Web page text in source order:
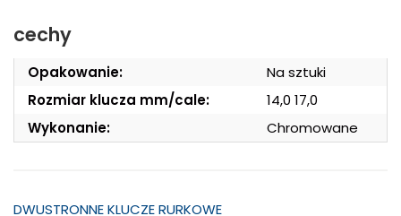
cechy
Opakowanie:
Na sztuki
Rozmiar klucza mm/cale:
14,0 17,0
Wykonanie:
Chromowane
DWUSTRONNE KLUCZE RURKOWE